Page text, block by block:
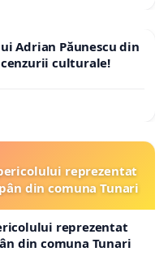
Adrian Păunescu din
cenzurii culturale!
reprezentat
din comuna Tunari
reprezentat
din comuna Tunari